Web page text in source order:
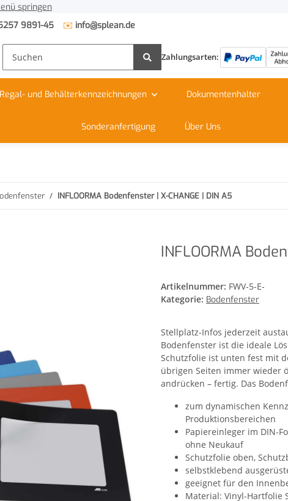
springen
9891-45 ✉️ info@splean.de
Zahlungsarten:
Regal- und Behälterkennzeichnungen Dokumentenhalter
Sonderanfertigung Über Uns
INFLOORMA Bodenfenster | X-CHANGE | DIN A5
INFLOORMA
Artikelnummer: FWV-5-E-
Kategorie: Bodenfenster
Stellplatz-Infos jederzeit
Bodenfenster ist die ideale
Schutzfolie ist unten fest mit
übrigen Seiten immer wieder
andrücken – fertig. Das
zum dynamischen
Produktionsbereichen
Papiereinleger im DIN-
ohne Neukauf
Schutzfolie oben,
selbstklebend
geeignet für den
Material: Vinyl-Hartfolie